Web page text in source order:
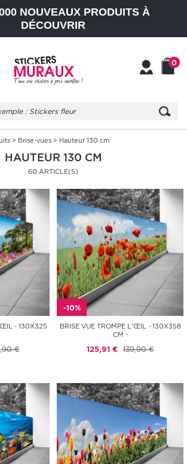
NOUVEAUX PRODUITS À
DÉCOUVRIR
0
> Brise-vues > Hauteur 130 cm
HAUTEUR 130 CM
60 ARTICLE(S)
- 130X325
€
-10%
BRISE VUE TROMPE L'ŒIL - 130X358
CM -
125,91 € 139,90 €